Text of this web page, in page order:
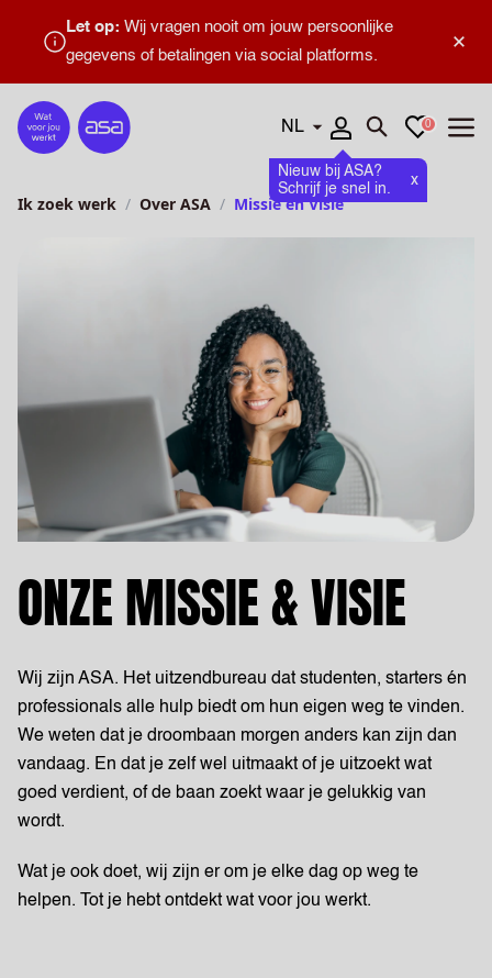
×
Let op: Wij vragen nooit om jouw persoonlijke
gegevens of betalingen via social platforms.
Home
Talen
Nieuw bij ASA?
Schrijf je snel in.
x
Zoeken openen
Favorieten
0
Ik zoek werk Over ASA Missie en Visie
ONZE MISSIE & VISIE
Wij zijn ASA. Het uitzendbureau dat studenten, starters én
professionals alle hulp biedt om hun eigen weg te vinden.
We weten dat je droombaan morgen anders kan zijn dan
vandaag. En dat je zelf wel uitmaakt of je uitzoekt wat
goed verdient, of de baan zoekt waar je gelukkig van
wordt.
Wat je ook doet, wij zijn er om je elke dag op weg te
helpen. Tot je hebt ontdekt wat voor jou werkt.